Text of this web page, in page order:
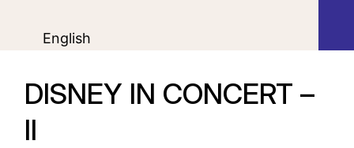
English
DISNEY IN CONCERT –
ΙΙ